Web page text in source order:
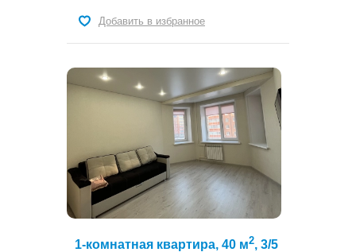
Добавить в избранное
1-комнатная квартира, 40 м2, 3/5